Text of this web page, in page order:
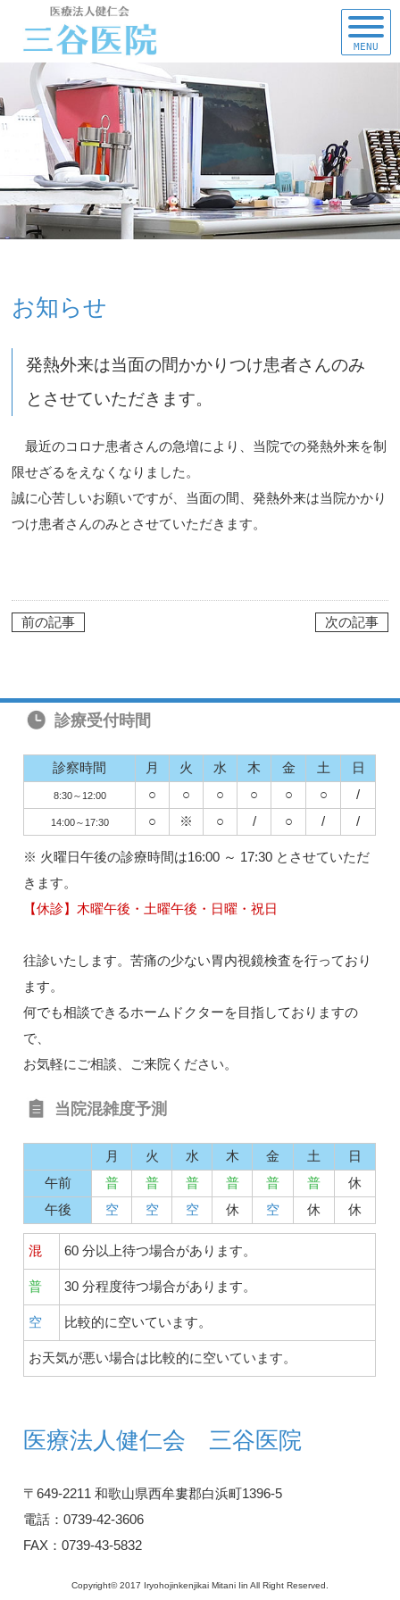
MENU
お知らせ
発熱外来は当面の間かかりつけ患者さんのみ
とさせていただきます。
最近のコロナ患者さんの急増により、当院での発熱外来を制
限せざるをえなくなりました。
誠に心苦しいお願いですが、当面の間、発熱外来は当院かかり
つけ患者さんのみとさせていただきます。
前の記事 次の記事
診療受付時間
診察時間 月 火 水 木 金 土 日
8:30～12:00 ○ ○ ○ ○ ○ ○ /
14:00～17:30 ○ ※ ○ / ○ / /
※ 火曜日午後の診療時間は16:00 ～ 17:30 とさせていただ
きます。
【休診】木曜午後・土曜午後・日曜・祝日
往診いたします。苦痛の少ない胃内視鏡検査を行っており
ます。
何でも相談できるホームドクターを目指しておりますの
で、
お気軽にご相談、ご来院ください。
当院混雑度予測
月 火 水 木 金 土
日
午前
普 普 普 普 普 普
休
午後
空 空 空 休 空 休 休
混 60 分以上待つ場合があります。
普 30 分程度待つ場合があります。
空 比較的に空いています。
お天気が悪い場合は比較的に空いています。
医療法人健仁会 三谷医院
〒649-2211 和歌山県西牟婁郡白浜町1396-5
電話：0739-42-3606
FAX：0739-43-5832
Copyright© 2017 Iryohojinkenjikai Mitani Iin All Right Reserved.